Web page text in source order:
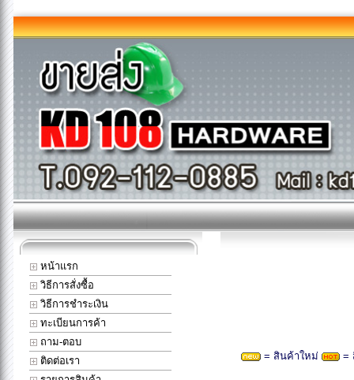
หน้าแรก
วิธีการสั่งซื้อ
วิธีการชำระเงิน
ทะเบียนการค้า
ถาม-ตอบ
ติดต่อเรา
= สินค้าใหม่ =